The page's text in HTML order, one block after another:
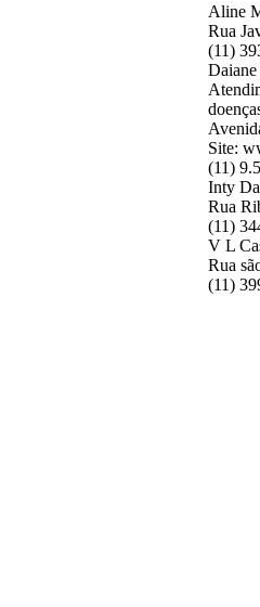
Aline
Rua
(11)
Site:
(11)
Inty
Rua
(11)
V L
Rua
(11)